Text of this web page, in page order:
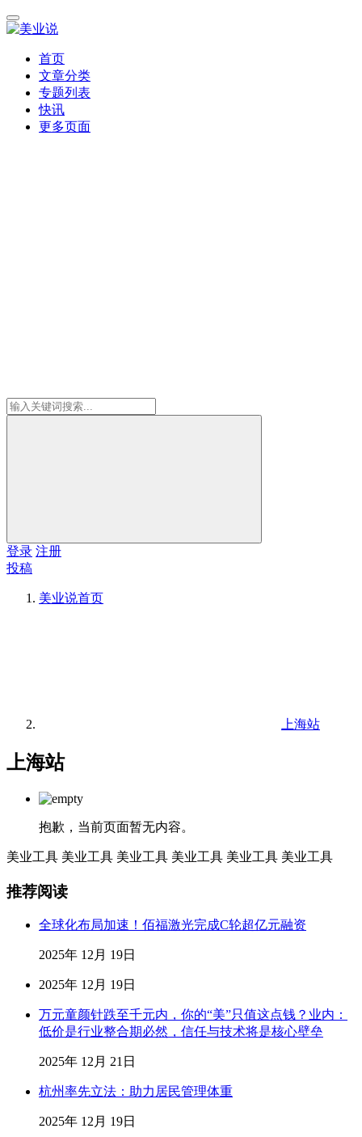
首页
文章分类
专题列表
快讯
更多页面
登录 注册
投稿
美业说首页
上海站
上海站
抱歉，当前页面暂无内容。
美业工具 美业工具 美业工具 美业工具 美业工具 美业工具
推荐阅读
全球化布局加速！佰福激光完成C轮超亿元融资
2025年 12月 19日
2025年 12月 19日
万元童颜针跌至千元内，你的“美”只值这点钱？业内：
低价是行业整合期必然，信任与技术将是核心壁垒
2025年 12月 21日
杭州率先立法：助力居民管理体重
2025年 12月 19日